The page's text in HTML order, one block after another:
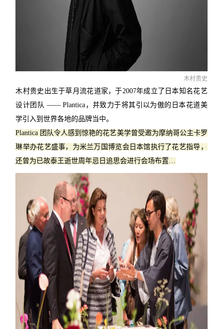
木村贵史
木村贵史出生于草月流花道家，于2007年成立了日本知名花艺
设计团队 —— Plantica， 并致力于将其引以为傲的日本花道美
学引入到世界各地的品牌当中。
Plantica 团队令人感到惊艳的花艺美学曾受邀为摩纳哥公主卡罗
琳举办花艺盛事，为米兰万国博览会日本馆执行了花艺指导，
还曾为已故泰王逝世周年忌日追思会进行会场布置…